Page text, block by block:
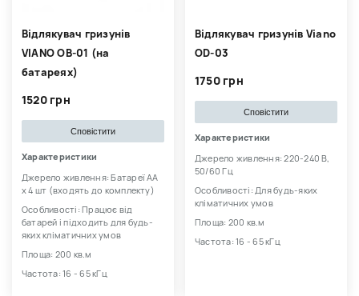
Відлякувач гризунів
VIANO OB-01 (на
батареях)
1520 грн
Сповістити
Характеристики
Джерело живлення: Батареї АА
х 4 шт (входять до комплекту)
Особливості: Працює від
батарей і підходить для будь-
яких кліматичних умов
Площа: 200 кв.м
Частота: 16 - 65 кГц
Відлякувач гризунів Viano
OD-03
1750 грн
Сповістити
Характеристики
Джерело живлення: 220-240 В,
50/60 Гц
Особливості: Для будь-яких
кліматичних умов
Площа: 200 кв.м
Частота: 16 - 65 кГц